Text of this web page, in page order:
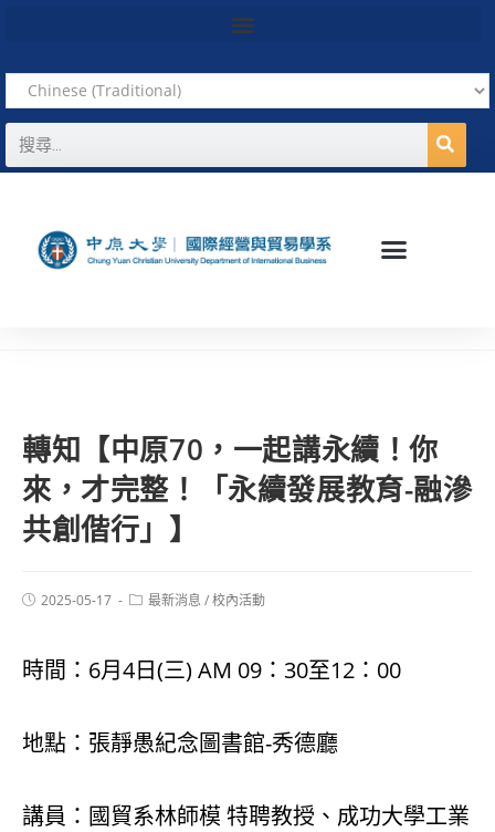
轉知【中原70，一起講永續！你
來，才完整！「永續發展教育-融滲
共創偕行」】
2025-05-17 最新消息 /校內活動
時間：6月4日(三) AM 09：30至12：00
地點：張靜愚紀念圖書館-秀德廳
講員：國貿系林師模 特聘教授、成功大學工業